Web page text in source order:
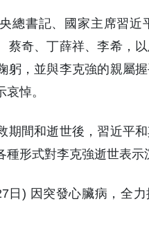
總書記、國家主席習
蔡奇、丁薛祥、李希，
躬，並與李克強的親屬
悼。
期間和逝世後，習近平
形式對李克強逝世表示
日) 因突發心臟病，全